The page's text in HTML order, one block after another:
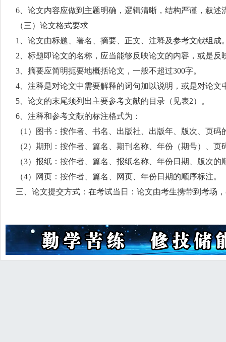
组织到论文之中，形成完整的论文内容。
6、论文内容应做到主题明确，逻辑清晰，结构严谨，叙述
（三）论文格式要求
1、论文由标题、署名、摘要、正文、注释及参考文献组成
2、标题即论文的名称，应当能够反映论文的内容，或是
3、摘要应简明扼要地概括论文，一般不超过300字。
4、注释是对论文中需要解释的词句加以说明，或是对论
文的末尾加注释）。
5、论文的末尾须列出主要参考文献的目录（见表2）。
6、注释和参考文献的标注格式为：
（1）图书：按作者、书名、出版社、出版年、版次、页码
（2）期刑：按作者、篇名、期刊名称、年份（期号）、页
（3）报纸：按作者、篇名、报纸名称、年份日期、版次的
（4）网页：按作者、篇名、网页、年份日期的顺序标注。
三、论文提交方式：在考试当日：论文由考生携带到考场